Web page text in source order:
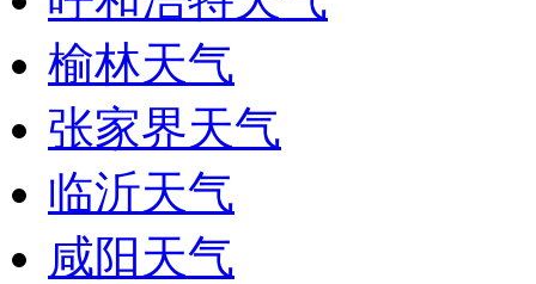
榆林天气
张家界天气
临沂天气
咸阳天气